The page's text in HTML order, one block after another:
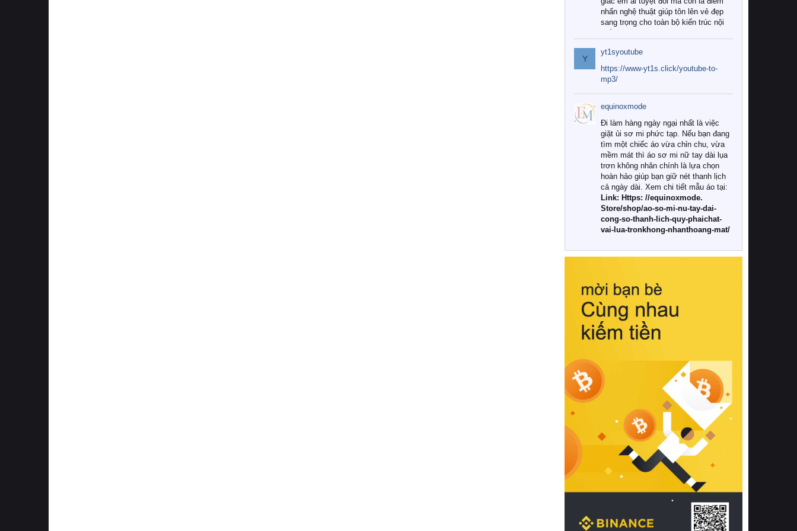
nhấn nghệ thuật giúp tôn lên vẻ đẹp
sang trọng cho toàn bộ kiến trúc nội
Tuy nhiên, giữa thị trường đa dạng
với vô vàn thương hiệu và mẫu mã
như hiện nay, làm thế nào để chọn
được những bộ chăn ga gối đệm cao
cấp thực sự chất lượng, phù hợp với
khí hậu và nhu cầu sử dụng của gia
đình? Hãy cùng chúng tôi đi tìm lời
giải đáp chi tiết qua bài viết dưới đây.
1. Tại sao các gia đình hiện đại lại ưa
chuộng chăn ga gối đệm cao cấp?
Khác với các dòng sản phẩm thông
thường, những bộ chăn ga gối đệm
cao cấp trải qua quy trình sản xuất
nghiêm ngặt từ khâu chọn lọc nguyên
liệu tự nhiên đến công nghệ dệt
nhuộm hiện đại không chứa hóa chất
này, bạn sẽ cảm nhận rõ rệt sự khác
hồi chuẩn xác của phần đệm nâng đỡ
cột sống.
Bên cạnh đó, việc lựa chọn các dòng
sản phẩm đạt chuẩn chất lượng quốc
tế còn giúp ngăn ngừa tình trạng kích
khuẩn và nấm mốc trong điều kiện
thời tiết nóng ẩm. Bạn có thể tìm hiểu
thêm các nghiên cứu khoa học về tác
động của giấc ngủ và môi trường
phòng ngủ đối với sức khỏe con
người tại Sleep Foundation (External
Link) để có cái nhìn toàn diện hơn.
2. Các tiêu chí vàng khi lựa chọn
chăn ga gối đệm cao cấp cho phòng
ngủ
Để sở hữu một bộ chăn ga gối đệm
cao cấp hoàn hảo cả về thẩm mỹ lẫn
công năng, người tiêu dùng cần cân
nhắc kỹ lưỡng các tiêu chí quan trọng
Y
yt1syoutube
https://www-yt1s.click/youtube-to-
mp3/
equinoxmode
Đi làm hàng ngày ngại nhất là việc
giặt ủi sơ mi phức tạp. Nếu bạn đang
tìm một chiếc áo vừa chỉn chu, vừa
mềm mát thì áo sơ mi nữ tay dài lụa
trơn không nhăn chính là lựa chọn
hoàn hảo giúp bạn giữ nét thanh lịch
cả ngày dài. Xem chi tiết mẫu áo tại:
Link: Https: //equinoxmode.
Store/shop/ao-so-mi-nu-tay-dai-
cong-so-thanh-lich-quy-phaichat-
vai-lua-tronkhong-nhanthoang-mat/